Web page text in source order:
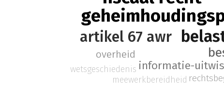
artikel 67 awr
informatie-
overheid
meewerkbereidheid
wetsgeschiedenis